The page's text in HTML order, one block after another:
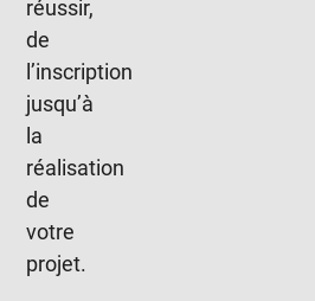
réussir,
de
l’inscription
jusqu’à
la
réalisation
de
votre
projet.